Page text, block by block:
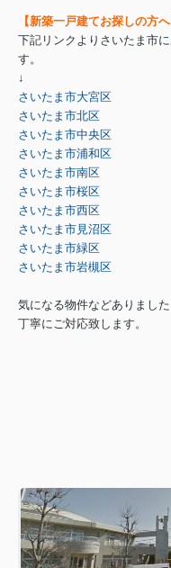
【新築一戸建てお探しの方へ
下記リンクよりさいたま市
す。
↓
さいたま市大宮区
さいたま市北区
さいたま市中央区
さいたま市浦和区
さいたま市南区
さいたま市桜区
さいたま市西区
さいたま市見沼区
さいたま市緑区
さいたま市岩槻区
気になる物件などありまし
丁寧にご対応致します。